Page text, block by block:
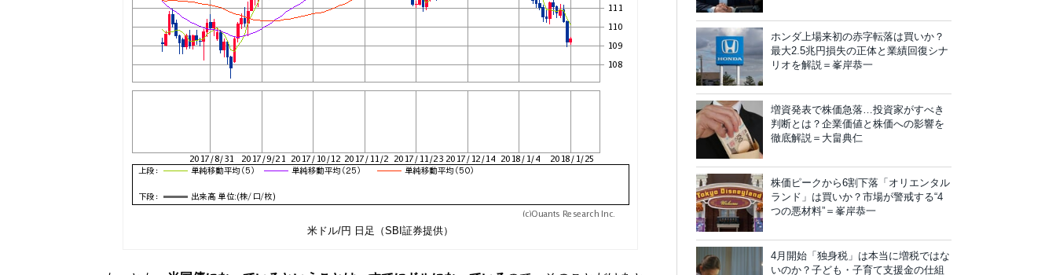
米ドル/円 日足（SBI証券提供）
ホンダ上場来初の赤字転落は買いか？
最大2.5兆円損失の正体と業績回復シナ
リオを解説＝峯岸恭一
増資発表で株価急落…投資家がすべき
判断とは？企業価値と株価への影響を
徹底解説＝大畠典仁
株価ピークから6割下落「オリエンタル
ランド」は買いか？市場が警戒する“4
つの悪材料”＝峯岸恭一
4月開始「独身税」は本当に増税ではな
いのか？子ども・子育て支援金の仕組